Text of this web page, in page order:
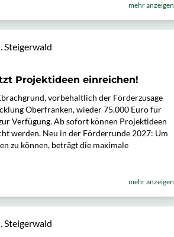
mehr anzeigen
Steigerwald
Projektideen einreichen!
vorbehaltlich der Förderzusage
Oberfranken, wieder 75.000 Euro für
Verfügung. Ab sofort können Projektideen
werden. Neu in der Förderrunde 2027: Um
zu können, beträgt die maximale
mehr anzeigen
Steigerwald